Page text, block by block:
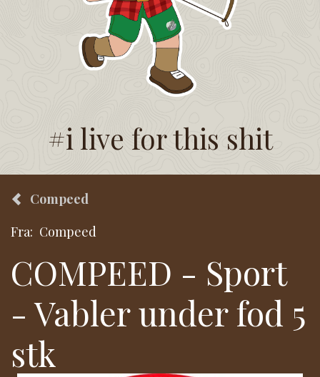
#i live for this shit
Compeed
Fra: Compeed
COMPEED - Sport
- Vabler under fod 5
stk